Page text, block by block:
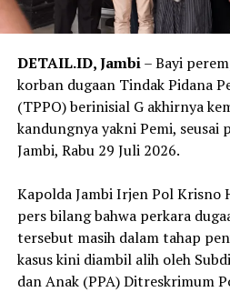
‎”Awalnya terlihat asap hitam,
Karena angin cukup kencang,
asrama lainnya,” katanya.
Reporter:Juan Ambarita
DETAIL.ID, Jambi– Bayi
korban dugaan Tindak Pidana
(TPPO) berinisial G akhirnya
kandungnya yakni Pemi, seusai
Jambi, Rabu 29 Juli 2026.
‎Kapolda Jambi Irjen Pol Krisno
pers bilang bahwa perkara
tersebut masih dalam tahap
kasus kini diambil alih oleh
dan Anak (PPA) Ditreskrimum